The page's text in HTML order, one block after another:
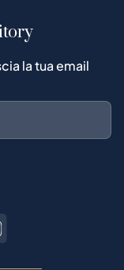
la tua email